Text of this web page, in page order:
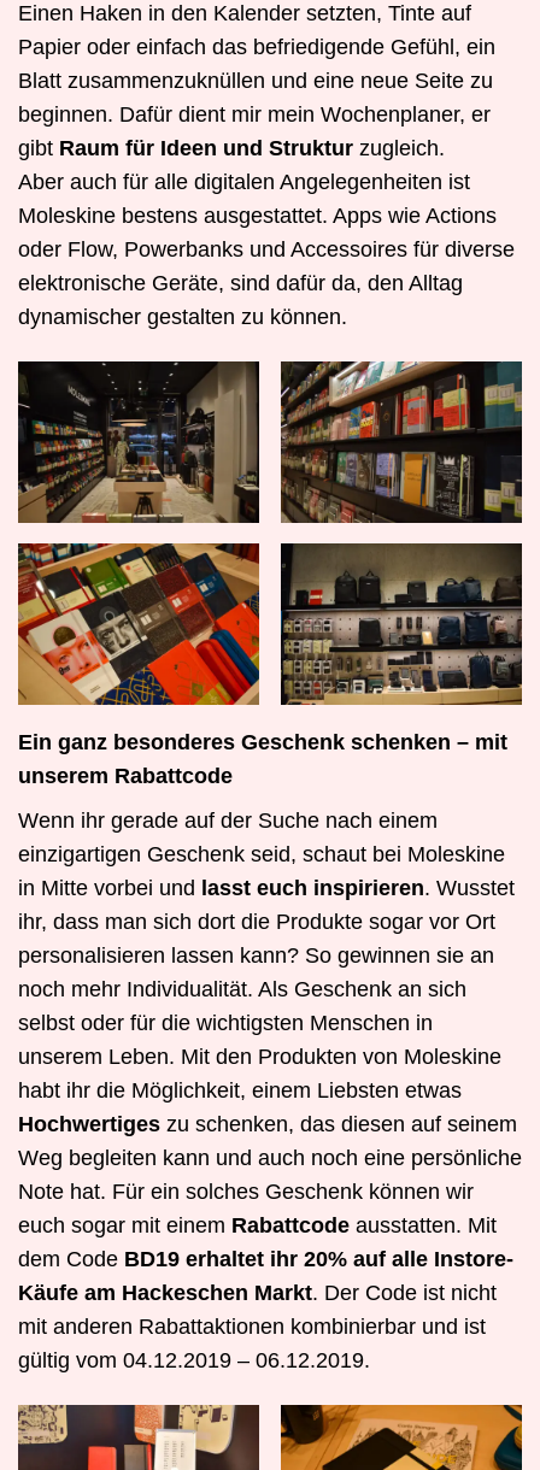
Einen Haken in den Kalender setzten, Tinte auf
Papier oder einfach das befriedigende Gefühl, ein
Blatt zusammenzuknüllen und eine neue Seite zu
beginnen. Dafür dient mir mein Wochenplaner, er
gibt Raum für Ideen und Struktur zugleich.
Aber auch für alle digitalen Angelegenheiten ist
Moleskine bestens ausgestattet. Apps wie Actions
oder Flow, Powerbanks und Accessoires für diverse
elektronische Geräte, sind dafür da, den Alltag
dynamischer gestalten zu können.
Ein ganz besonderes Geschenk schenken – mit
unserem Rabattcode
Wenn ihr gerade auf der Suche nach einem
einzigartigen Geschenk seid, schaut bei Moleskine
in Mitte vorbei und lasst euch inspirieren. Wusstet
ihr, dass man sich dort die Produkte sogar vor Ort
personalisieren lassen kann? So gewinnen sie an
noch mehr Individualität. Als Geschenk an sich
selbst oder für die wichtigsten Menschen in
unserem Leben. Mit den Produkten von Moleskine
habt ihr die Möglichkeit, einem Liebsten etwas
Hochwertiges zu schenken, das diesen auf seinem
Weg begleiten kann und auch noch eine persönliche
Note hat. Für ein solches Geschenk können wir
euch sogar mit einem Rabattcode ausstatten. Mit
dem Code BD19 erhaltet ihr 20% auf alle Instore-
Käufe am Hackeschen Markt. Der Code ist nicht
mit anderen Rabattaktionen kombinierbar und ist
gültig vom 04.12.2019 – 06.12.2019.